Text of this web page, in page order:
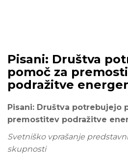
Pisani: Društva
pomoč za
podražitve
Pisani: Društva potrebujejo
premostitev podražitve
Svetniško vprašanje
skupnosti